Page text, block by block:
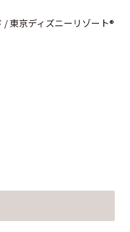
東京ディズニーリゾート®